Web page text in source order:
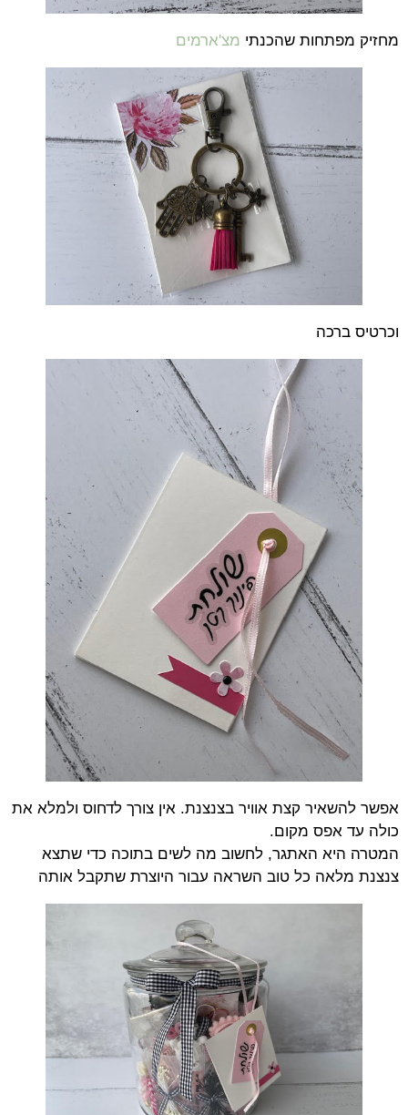
מחזיק מפתחות שהכנתי מצ'ארמים
וכרטיס ברכה
אפשר להשאיר קצת אוויר בצנצנת. אין צורך לדחוס ולמלא את
כולה עד אפס מקום.
המטרה היא האתגר, לחשוב מה לשים בתוכה כדי שתצא
צנצנת מלאה כל טוב השראה עבור היוצרת שתקבל אותה